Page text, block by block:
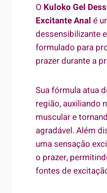
O Kuloko Gel
Excitante Anal é
dessensibilizante
formulado para
prazer durante a
Sua fórmula atua
região, auxiliando
muscular e
agradável. Além
uma sensação
o prazer,
fontes de